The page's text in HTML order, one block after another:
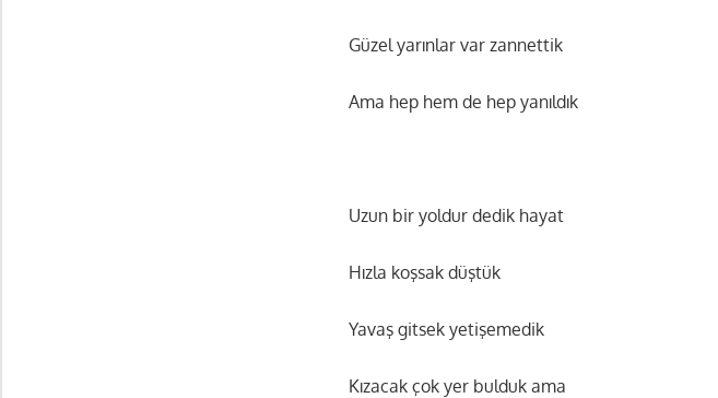
Güzel yarınlar var zannettik
Ama hep hem de hep yanıldık
Uzun bir yoldur dedik hayat
Hızla koşsak düştük
Yavaş gitsek yetişemedik
Kızacak çok yer bulduk ama